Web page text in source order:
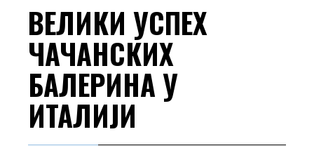
ВЕЛИКИ УСПЕХ
ЧАЧАНСКИХ
БАЛЕРИНА У
ИТАЛИЈИ